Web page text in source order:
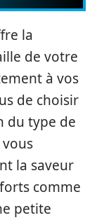
la
de votre
à vos
de choisir
du type de
la saveur
comme
petite